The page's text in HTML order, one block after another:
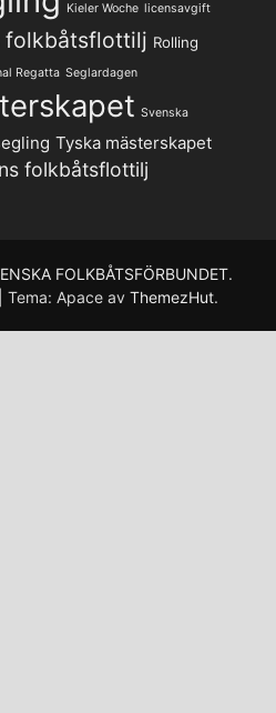
Kieler Woche licensavgift
folkbåtsflottilj Rolling
Regatta Seglardagen
Svenska
Tyska mästerskapet
folkbåtsflottilj
FOLKBÅTSFÖRBUNDET.
Tema: Apace av ThemezHut.